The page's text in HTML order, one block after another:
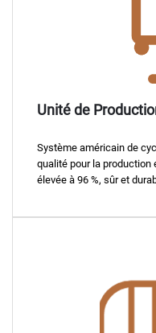
Unité de
Système américain de
qualité pour la production
élevée à 96 %, sûr et